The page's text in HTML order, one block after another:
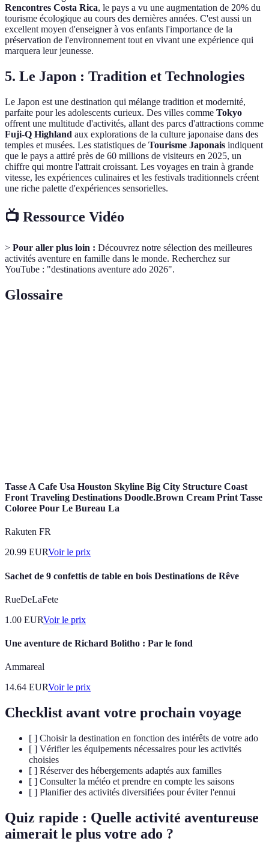
Rencontres Costa Rica, le pays a vu une augmentation de 20% du
tourisme écologique au cours des dernières années. C'est aussi un
excellent moyen d'enseigner à vos enfants l'importance de la
préservation de l'environnement tout en vivant une expérience qui
marquera leur jeunesse.
5. Le Japon : Tradition et Technologies
Le Japon est une destination qui mélange tradition et modernité,
parfaite pour les adolescents curieux. Des villes comme Tokyo
offrent une multitude d'activités, allant des parcs d'attractions comme
Fuji-Q Highland aux explorations de la culture japonaise dans des
temples et musées. Les statistiques de Tourisme Japonais indiquent
que le pays a attiré près de 60 millions de visiteurs en 2025, un
chiffre qui montre l'attrait croissant. Les voyages en train à grande
vitesse, les expériences culinaires et les festivals traditionnels créent
une riche palette d'expériences sensorielles.
📺 Ressource Vidéo
> Pour aller plus loin : Découvrez notre sélection des meilleures
activités aventure en famille dans le monde. Recherchez sur
YouTube : "destinations aventure ado 2026".
Glossaire
Tasse A Cafe Usa Houston Skyline Big City Structure Coast
Front Traveling Destinations Doodle.Brown Cream Print Tasse
Coloree Pour Le Bureau La
Rakuten FR
20.99 EURVoir le prix
Sachet de 9 confettis de table en bois Destinations de Rêve
RueDeLaFete
1.00 EURVoir le prix
Une aventure de Richard Bolitho : Par le fond
Ammareal
14.64 EURVoir le prix
Checklist avant votre prochain voyage
[ ] Choisir la destination en fonction des intérêts de votre ado
[ ] Vérifier les équipements nécessaires pour les activités
choisies
[ ] Réserver des hébergements adaptés aux familles
[ ] Consulter la météo et prendre en compte les saisons
[ ] Planifier des activités diversifiées pour éviter l'ennui
Quiz rapide : Quelle activité aventureuse
aimerait le plus votre ado ?